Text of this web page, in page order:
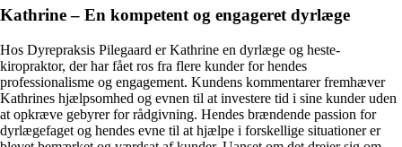
Kathrine – En kompetent og engageret dyrlæge
Hos Dyrepraksis Pilegaard er Kathrine en dyrlæge og heste-
kiropraktor, der har fået ros fra flere kunder for hendes
professionalisme og engagement. Kundens kommentarer fremhæver
Kathrines hjælpsomhed og evnen til at investere tid i sine kunder uden
at opkræve gebyrer for rådgivning. Hendes brændende passion for
dyrlægefaget og hendes evne til at hjælpe i forskellige situationer er